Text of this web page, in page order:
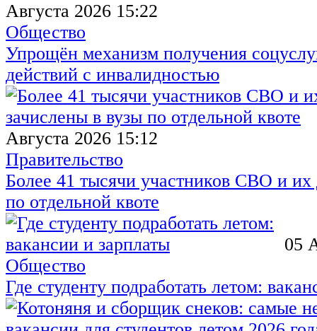
Августа 2026 15:22
Общество
Упрощён механизм получения
действий с инвалидностью
Августа 2026 15:12
Правительство
Более 41 тысячи участников СВО и их
по отдельной квоте
05
Общество
Где студенту подработать летом: